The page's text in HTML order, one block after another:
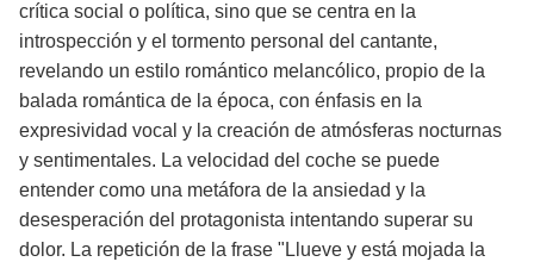
crítica social o política, sino que se centra en la
introspección y el tormento personal del cantante,
revelando un estilo romántico melancólico, propio de la
balada romántica de la época, con énfasis en la
expresividad vocal y la creación de atmósferas nocturnas
y sentimentales. La velocidad del coche se puede
entender como una metáfora de la ansiedad y la
desesperación del protagonista intentando superar su
dolor. La repetición de la frase "Llueve y está mojada la